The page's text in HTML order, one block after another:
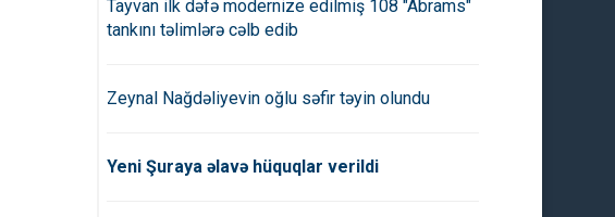
Tayvan ilk dəfə modernize edilmiş 108 "Abrams"
tankını təlimlərə cəlb edib
Zeynal Nağdəliyevin oğlu səfir təyin olundu
Yeni Şuraya əlavə hüquqlar verildi